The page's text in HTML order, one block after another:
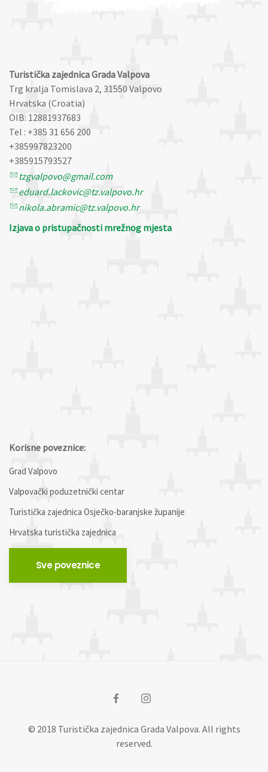
Turistička zajednica Grada Valpova
Trg kralja Tomislava 2, 31550 Valpovo
Hrvatska (Croatia)
OIB: 12881937683
Tel : +385 31 656 200
+385997823200
+385915793527
tzgvalpovo@gmail.com
eduard.lackovic@tz.valpovo.hr
nikola.abramic@tz.valpovo.hr
Izjava o pristupačnosti mrežnog mjesta
Korisne poveznice:
Grad Valpovo
Valpovački poduzetnički centar
Turistička zajednica Osječko-baranjske županije
Hrvatska turistička zajednica
Sve poveznice
© 2018 Turistička zajednica Grada Valpova. All rights
reserved.